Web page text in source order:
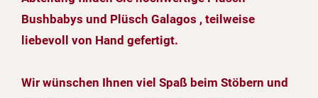
Bushbabys und Plüsch Galagos , teilweise
liebevoll von Hand gefertigt.
Wir wünschen Ihnen viel Spaß beim Stöbern und